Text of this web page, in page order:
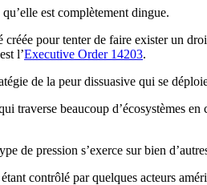
est complètement dingue.
pour tenter de faire exister un
l’Executive Order 14203.
de la peur dissuasive qui se
traverse beaucoup d’écosystèmes
de pression s’exerce sur bien
contrôlé par quelques acteurs